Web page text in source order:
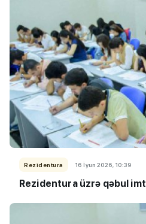
Rezidentura 16 İyun 2026, 10:39
Rezidentura üzrə qəbul